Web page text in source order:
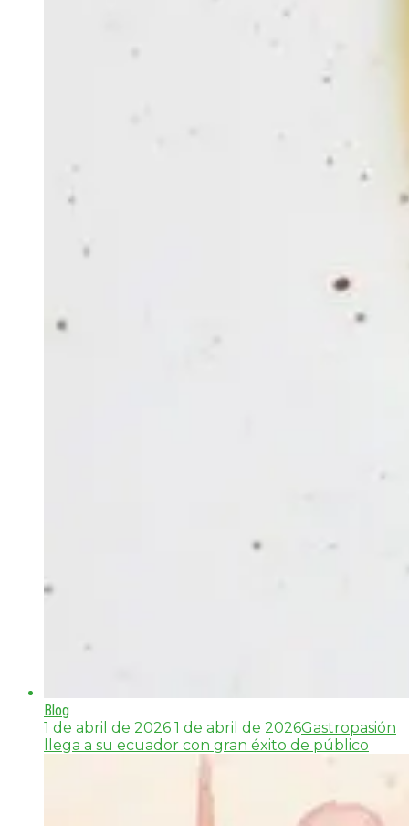
Blog
1 de abril de 2026 1 de abril de 2026Gastropasión
llega a su ecuador con gran éxito de público